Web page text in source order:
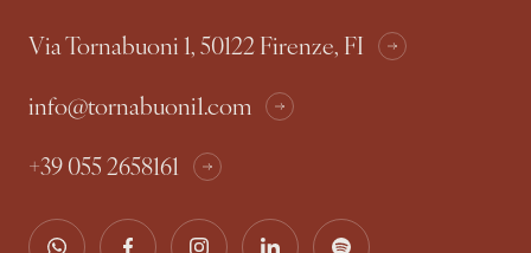
Via Tornabuoni 1, 50122 Firenze, FI
info@tornabuoni1.com
+39 055 2658161